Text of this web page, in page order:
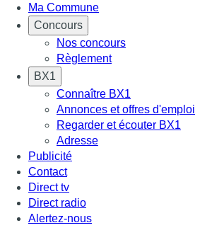
Ma Commune
Concours
Nos concours
Règlement
BX1
Connaître BX1
Annonces et offres d'emploi
Regarder et écouter BX1
Adresse
Publicité
Contact
Direct tv
Direct radio
Alertez-nous